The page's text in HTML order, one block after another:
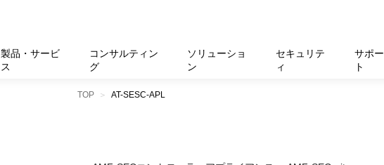
製品・サービ
ス
コンサルティン
グ
ソリューショ
ン
セキュリテ
ィ
サポー
ト
TOP AT-SESC-APL